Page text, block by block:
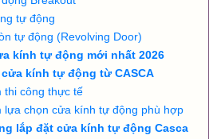
tự động
tự động (Revolving Door)
kính tự động mới nhất 2026
kính tự động từ CASCA
thi công thực tế
lựa chọn cửa kính tự động phù hợp
lắp đặt cửa kính tự động Casca